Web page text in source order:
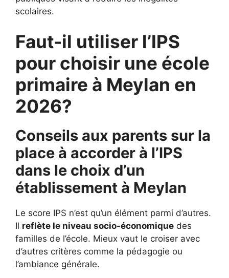
scolaires.
Faut-il utiliser l’IPS
pour choisir une école
primaire à Meylan en
2026?
Conseils aux parents sur la
place à accorder à l’IPS
dans le choix d’un
établissement à Meylan
Le score IPS n’est qu’un élément parmi d’autres.
Il reflète le niveau socio-économique des
familles de l’école. Mieux vaut le croiser avec
d’autres critères comme la pédagogie ou
l’ambiance générale.